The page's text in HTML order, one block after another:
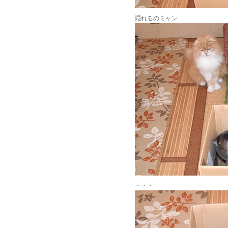
隠れるのミャン
・・・